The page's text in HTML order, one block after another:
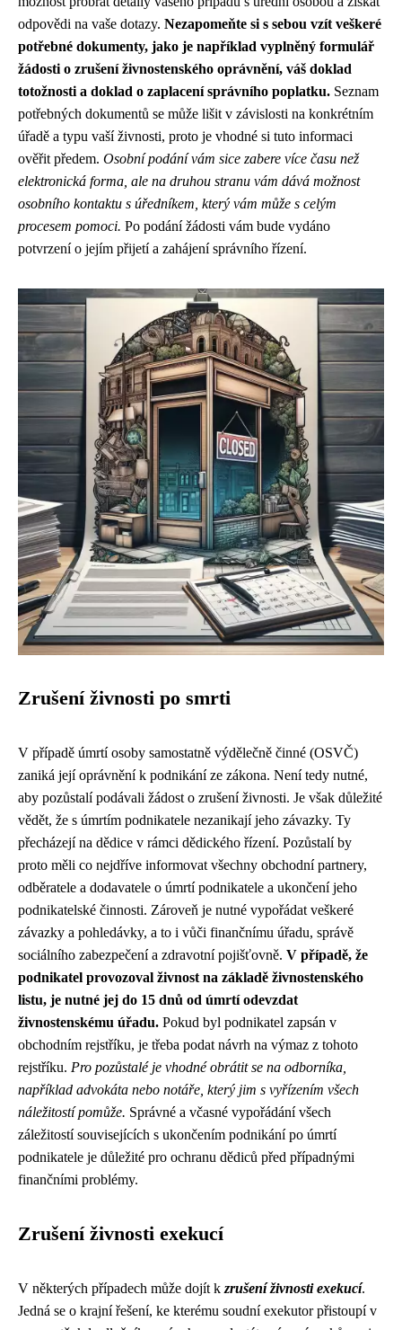
odpovědi na vaše dotazy. Nezapomeňte si s sebou vzít veškeré
potřebné dokumenty, jako je například vyplněný formulář
žádosti o zrušení živnostenského oprávnění, váš doklad
totožnosti a doklad o zaplacení správního poplatku. Seznam
potřebných dokumentů se může lišit v závislosti na konkrétním
úřadě a typu vaší živnosti, proto je vhodné si tuto informaci
ověřit předem. Osobní podání vám sice zabere více času než
elektronická forma, ale na druhou stranu vám dává možnost
osobního kontaktu s úředníkem, který vám může s celým
procesem pomoci. Po podání žádosti vám bude vydáno
potvrzení o jejím přijetí a zahájení správního řízení.
Zrušení živnosti po smrti
V případě úmrtí osoby samostatně výdělečně činné (OSVČ)
zaniká její oprávnění k podnikání ze zákona. Není tedy nutné,
aby pozůstalí podávali žádost o zrušení živnosti. Je však důležité
vědět, že s úmrtím podnikatele nezanikají jeho závazky. Ty
přecházejí na dědice v rámci dědického řízení. Pozůstalí by
proto měli co nejdříve informovat všechny obchodní partnery,
odběratele a dodavatele o úmrtí podnikatele a ukončení jeho
podnikatelské činnosti. Zároveň je nutné vypořádat veškeré
závazky a pohledávky, a to i vůči finančnímu úřadu, správě
sociálního zabezpečení a zdravotní pojišťovně. V případě, že
podnikatel provozoval živnost na základě živnostenského
listu, je nutné jej do 15 dnů od úmrtí odevzdat
živnostenskému úřadu. Pokud byl podnikatel zapsán v
obchodním rejstříku, je třeba podat návrh na výmaz z tohoto
rejstříku. Pro pozůstalé je vhodné obrátit se na odborníka,
například advokáta nebo notáře, který jim s vyřízením všech
náležitostí pomůže. Správné a včasné vypořádání všech
záležitostí souvisejících s ukončením podnikání po úmrtí
podnikatele je důležité pro ochranu dědiců před případnými
finančními problémy.
Zrušení živnosti exekucí
V některých případech může dojít k zrušení živnosti exekucí.
Jedná se o krajní řešení, ke kterému soudní exekutor přistoupí v